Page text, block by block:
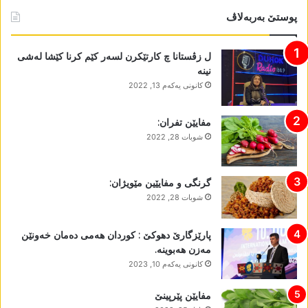
پوستێ بەربەلاڤ
ل زڤستانا چ کارتێکرن لسەر کێم کرنا کێشا لەشی
نینە
كانونی یه‌كه‌م 13, 2022
مفایێن تفران:
شوبات 28, 2022
گرنگی و مفایێین مێویژان:
شوبات 28, 2022
پارێزگارێ دھوکێ : کوردان ھەمی دەمان خەونێن
مەزن ھەبوینە.
كانونی یه‌كه‌م 10, 2023
مفایێن پێرپینێ